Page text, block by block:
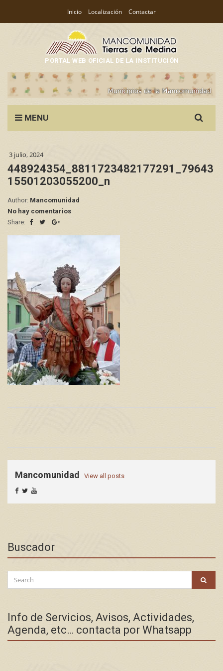
Inicio Localización Contactar
PORTAL WEB OFICIAL DE LA INSTITUCIÓN
MENU
for:
3 julio, 2024
448924354_8811723482177291_79643
15501203055200_n
Author: Mancomunidad
No hay comentarios
Share:
Mancomunidad View all posts
Buscador
Search
for:
Info de Servicios, Avisos, Actividades,
Agenda, etc… contacta por Whatsapp